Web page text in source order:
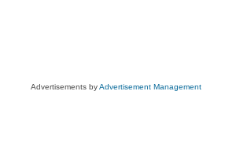
Advertisements byAdvertisement Management